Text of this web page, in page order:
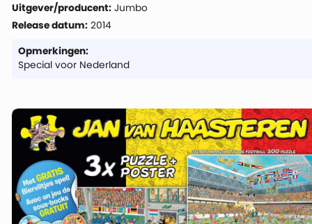
Uitgever/producent: Jumbo
Release datum: 2014
Opmerkingen:
Special voor Nederland